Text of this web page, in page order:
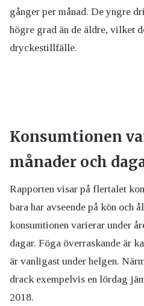
gånger per månad. De yngre
högre grad än de äldre, vilket
dryckestillfälle.
Konsumtionen
månader och
Rapporten visar på flertalet
bara har avseende på kön och
konsumtionen varierar under
dagar. Föga överraskande är
är vanligast under helgen.
drack exempelvis en lördag
2018.